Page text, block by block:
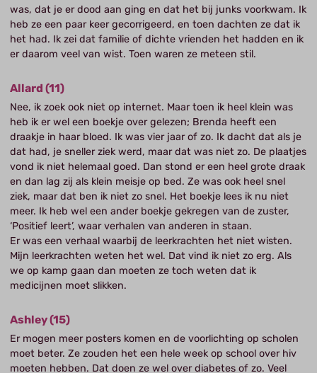
was, dat je er dood aan ging en dat het bij junks voorkwam. Ik
heb ze een paar keer gecorrigeerd, en toen dachten ze dat ik
het had. Ik zei dat familie of dichte vrienden het hadden en ik
er daarom veel van wist. Toen waren ze meteen stil.
Allard (11)
Nee, ik zoek ook niet op internet. Maar toen ik heel klein was
heb ik er wel een boekje over gelezen; Brenda heeft een
draakje in haar bloed. Ik was vier jaar of zo. Ik dacht dat als je
dat had, je sneller ziek werd, maar dat was niet zo. De plaatjes
vond ik niet helemaal goed. Dan stond er een heel grote draak
en dan lag zij als klein meisje op bed. Ze was ook heel snel
ziek, maar dat ben ik niet zo snel. Het boekje lees ik nu niet
meer. Ik heb wel een ander boekje gekregen van de zuster,
‘Positief leert’, waar verhalen van anderen in staan.
Er was een verhaal waarbij de leerkrachten het niet wisten.
Mijn leerkrachten weten het wel. Dat vind ik niet zo erg. Als
we op kamp gaan dan moeten ze toch weten dat ik
medicijnen moet slikken.
Ashley (15)
Er mogen meer posters komen en de voorlichting op scholen
moet beter. Ze zouden het een hele week op school over hiv
moeten hebben. Dat doen ze wel over diabetes of zo. Veel